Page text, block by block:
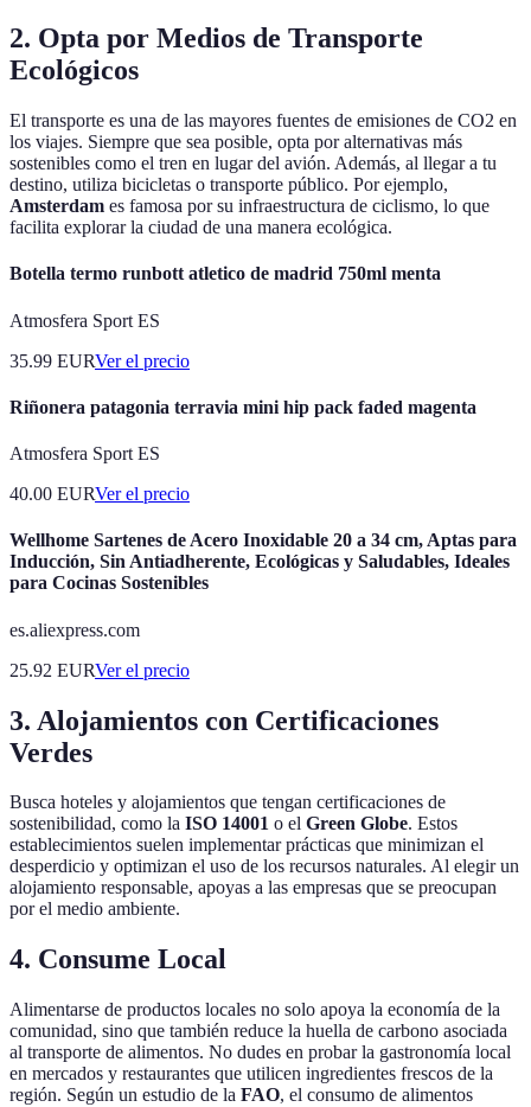
2. Opta por Medios de Transporte
Ecológicos
El transporte es una de las mayores fuentes de emisiones de CO2 en
los viajes. Siempre que sea posible, opta por alternativas más
sostenibles como el tren en lugar del avión. Además, al llegar a tu
destino, utiliza bicicletas o transporte público. Por ejemplo,
Amsterdam es famosa por su infraestructura de ciclismo, lo que
facilita explorar la ciudad de una manera ecológica.
Botella termo runbott atletico de madrid 750ml menta
Atmosfera Sport ES
35.99 EURVer el precio
Riñonera patagonia terravia mini hip pack faded magenta
Atmosfera Sport ES
40.00 EURVer el precio
Wellhome Sartenes de Acero Inoxidable 20 a 34 cm, Aptas para
Inducción, Sin Antiadherente, Ecológicas y Saludables, Ideales
para Cocinas Sostenibles
es.aliexpress.com
25.92 EURVer el precio
3. Alojamientos con Certificaciones
Verdes
Busca hoteles y alojamientos que tengan certificaciones de
sostenibilidad, como la ISO 14001 o el Green Globe. Estos
establecimientos suelen implementar prácticas que minimizan el
desperdicio y optimizan el uso de los recursos naturales. Al elegir un
alojamiento responsable, apoyas a las empresas que se preocupan
por el medio ambiente.
4. Consume Local
Alimentarse de productos locales no solo apoya la economía de la
comunidad, sino que también reduce la huella de carbono asociada
al transporte de alimentos. No dudes en probar la gastronomía local
en mercados y restaurantes que utilicen ingredientes frescos de la
región. Según un estudio de la FAO, el consumo de alimentos